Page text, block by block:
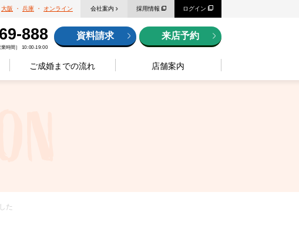
大阪 ・ 兵庫 ・ オンライン 会社案内 採用情報 ログイン
888
業時間］ 10:00-19:00
資料請求 来店予約
ご成婚までの流れ 店舗案内
た